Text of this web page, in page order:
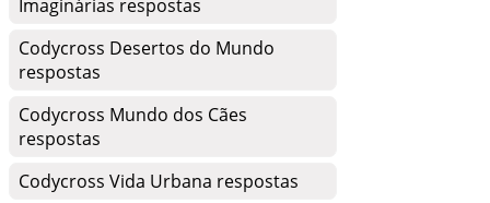
Imaginárias respostas
Codycross Desertos do Mundo
respostas
Codycross Mundo dos Cães
respostas
Codycross Vida Urbana respostas